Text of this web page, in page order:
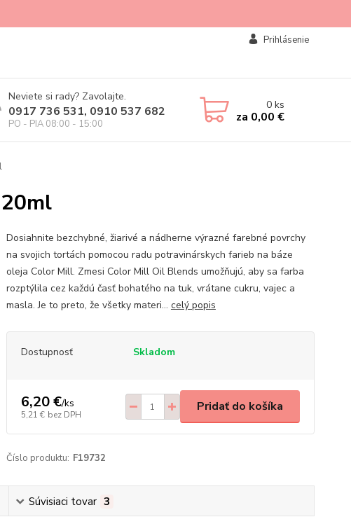
Prihlásenie
Neviete si rady? Zavolajte.
0917 736 531, 0910 537 682
PO - PIA 08:00 - 15:00
0ks
za 0,00 €
Dosiahnite bezchybné, žiarivé a nádherne výrazné farebné povrchy
na svojich tortách pomocou radu potravinárskych farieb na báze
oleja Color Mill. Zmesi Color Mill Oil Blends umožňujú, aby sa farba
rozptýlila cez každú časť bohatého na tuk, vrátane cukru, vajec a
masla. Je to preto, že všetky materi... celý popis
Dostupnosť Skladom
6,20 €/ks
5,21 € bez DPH
Pridať do košíka
Číslo produktu: F19732
Súvisiaci tovar 3